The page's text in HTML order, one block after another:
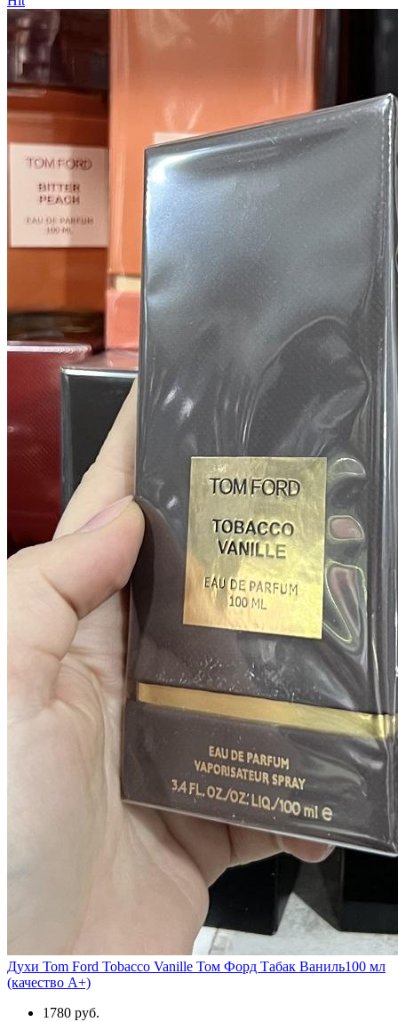
Духи Tom Ford Tobacco Vanille Том Форд Табак Ваниль100 мл
(качество А+)
1780 руб.